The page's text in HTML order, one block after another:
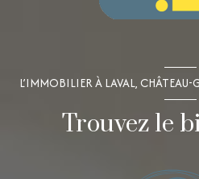
L’IMMOBILIER À LAVAL,
Trouvez le